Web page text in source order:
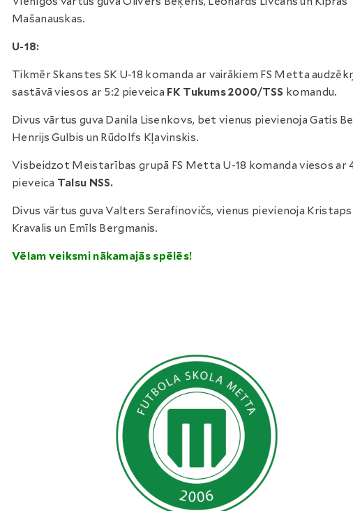
Mašanauskas.
U-18:
Tikmēr Skanstes SK U-18 komanda ar vairākiem FS Metta
sastāvā viesos ar 5:2 pieveica FK Tukums 2000/TSS komandu.
Divus vārtus guva Danila Lisenkovs, bet vienus pievienoja Gatis
Henrijs Gulbis un Rūdolfs Kļavinskis.
Visbeidzot Meistarības grupā FS Metta U-18 komanda viesos ar
pieveica Talsu NSS.
Divus vārtus guva Valters Serafinovičs, vienus pievienoja Kristaps
Kravalis un Emīls Bergmanis.
Vēlam veiksmi nākamajās spēlēs!